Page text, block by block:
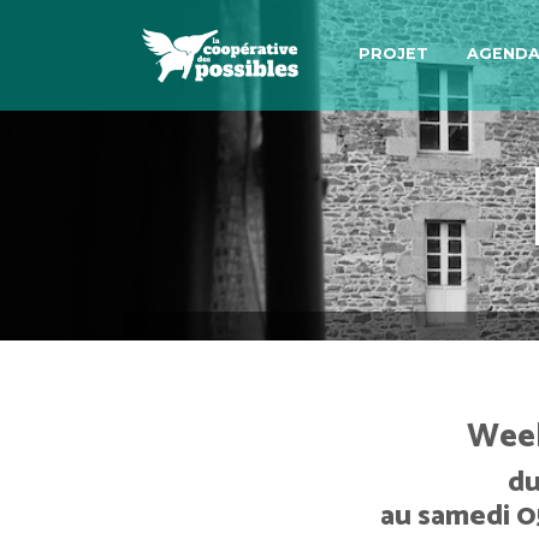
PROJET AGENDA
au samedi